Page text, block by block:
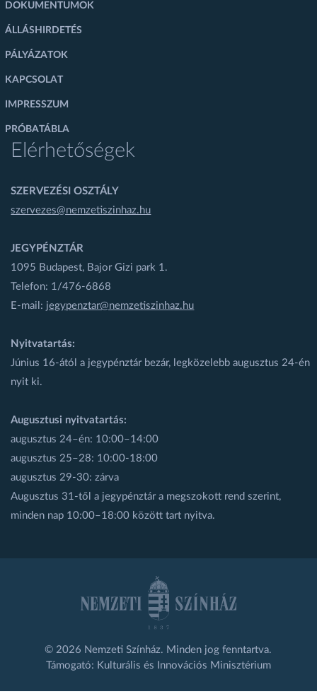
DOKUMENTUMOK
ÁLLÁSHIRDETÉS
PÁLYÁZATOK
KAPCSOLAT
IMPRESSZUM
PRÓBATÁBLA
Elérhetőségek
SZERVEZÉSI OSZTÁLY
szervezes@nemzetiszinhaz.hu
JEGYPÉNZTÁR
1095 Budapest, Bajor Gizi park 1.
Telefon: 1/476-6868
E-mail: jegypenztar@nemzetiszinhaz.hu
Nyitvatartás:
Június 16-ától a jegypénztár bezár, legközelebb augusztus 24-én
nyit ki.
Augusztusi nyitvatartás:
augusztus 24–én: 10:00–14:00
augusztus 25–28: 10:00-18:00
augusztus 29-30: zárva
Augusztus 31-től a jegypénztár a megszokott rend szerint,
minden nap 10:00–18:00 között tart nyitva.
© 2026 Nemzeti Színház. Minden jog fenntartva.
Támogató: Kulturális és Innovációs Minisztérium